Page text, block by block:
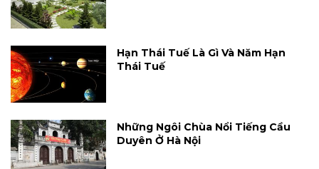
Hạn Thái Tuế Là Gì Và Năm Hạn
Thái Tuế
Những Ngôi Chùa Nổi Tiếng Cầu
Duyên Ở Hà Nội